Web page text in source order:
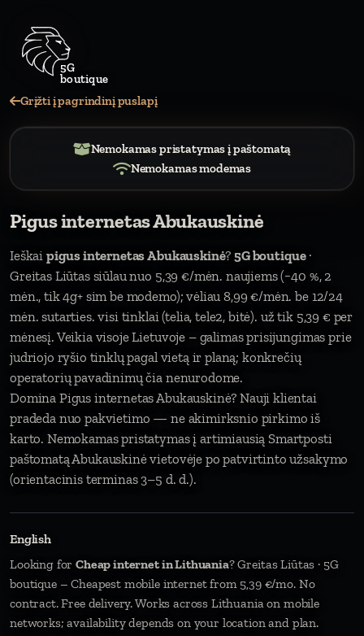
5G
bouti
Grįžti į pagrindinį puslapį
Nemokamas pristatymas į paštomatą
Nemokamas modemas
Pigus internetas Abukauskinė
Ieškai pigus internetas Abukauskinė?5G boutique·
Greitas Liūtas siūlau nuo 5,39 €/mėn. naujiems (−40 %, 2
mėn., tik 4g+ sim be modemo); vėliau 8,99 €/mėn. be 12/24
mėn. sutarties. visi tinklai (telia, tele2, bitė). už tik 5,39 € per
mėnesį. Veikia visoje Lietuvoje – galimas prisijungimas prie
judriojo ryšio tinklų pagal vietą ir planą; konkrečių
operatorių pavadinimų čia nenurodome.
Domina Pigus internetas Abukauskinė? Nauji klientai
pradeda nuo pakvietimo — ne akimirksnio pirkimo iš
karto. Nemokamas pristatymas į artimiausią Smartposti
paštomatą Abukauskinė vietovėje po patvirtinto užsakymo
(orientacinis terminas 3–5 d. d.).
English
Looking forCheap internet in Lithuania? Greitas Liūtas · 5G
boutique – Cheapest mobile internet from 5,39 €/mo. No
contract. Free delivery. Works across Lithuania on mobile
networks; availability depends on your location and plan.